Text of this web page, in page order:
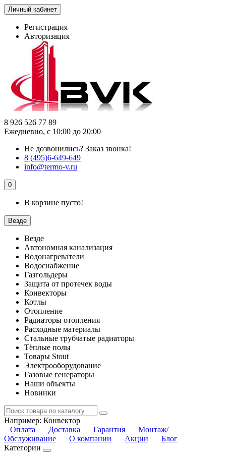
Личный кабинет
Регистрация
Авторизация
8 926 526 77 89
Ежедневно, с 10:00 до 20:00
Не дозвонились? Заказ звонка!
8 (495)6-649-649
info@termo-v.ru
0
В корзине пусто!
Везде
Везде
Автономная канализация
Водонагреватели
Водоснабжение
Газгольдеры
Защита от протечек воды
Конвекторы
Котлы
Отопление
Радиаторы отопления
Расходные материалы
Стальные трубчатые радиаторы
Тёплые полы
Товары Stout
Электрооборудование
Газовые генераторы
Наши объекты
Новинки
Например: Конвектор
Оплата
Доставка Гарантия
Монтаж/
Обслуживание
О компании Акции
Блог
Категории